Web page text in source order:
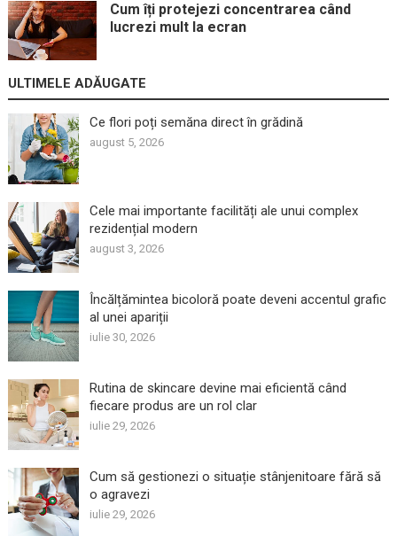
Cum îți protejezi concentrarea când
lucrezi mult la ecran
ULTIMELE ADĂUGATE
Ce flori poți semăna direct în grădină
august 5, 2026
Cele mai importante facilități ale unui complex
rezidențial modern
august 3, 2026
Încălțămintea bicoloră poate deveni accentul grafic
al unei apariții
iulie 30, 2026
Rutina de skincare devine mai eficientă când
fiecare produs are un rol clar
iulie 29, 2026
Cum să gestionezi o situație stânjenitoare fără să
o agravezi
iulie 29, 2026